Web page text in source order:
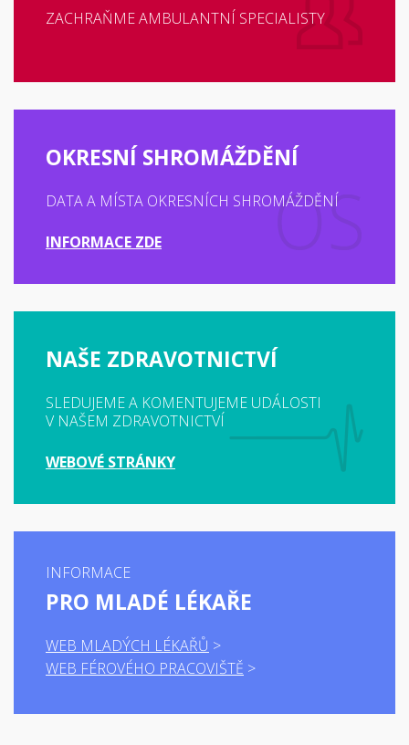
ZACHRAŇME AMBULANTNÍ SPECIALISTY
OKRESNÍ SHROMÁŽDĚNÍ
DATA A MÍSTA OKRESNÍCH SHROMÁŽDĚNÍ
INFORMACE ZDE
NAŠE ZDRAVOTNICTVÍ
SLEDUJEME A KOMENTUJEME UDÁLOSTI
V NAŠEM ZDRAVOTNICTVÍ
WEBOVÉ STRÁNKY
INFORMACE
PRO MLADÉ LÉKAŘE
WEB MLADÝCH LÉKAŘŮ
WEB FÉROVÉHO PRACOVIŠTĚ